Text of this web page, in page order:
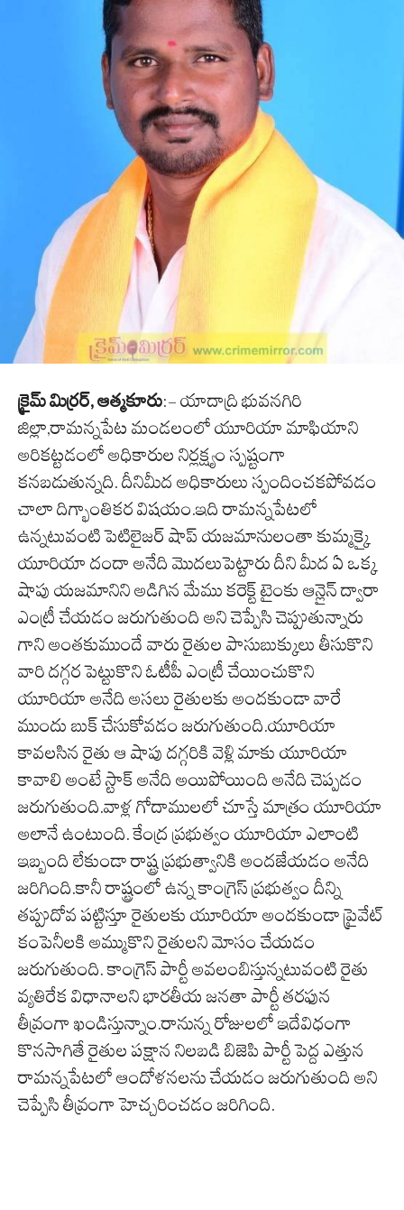
క్రైమ్ మిర్రర్, ఆత్మకూరు:- యాదాద్రి భువనగిరి
జిల్లా,రామన్నపేట మండలంలో యూరియా మాఫియాని
అరికట్టడంలో అధికారుల నిర్లక్ష్యం స్పష్టంగా
కనబడుతున్నది. దీనిమీద అధికారులు స్పందించకపోవడం
చాలా దిగ్భాంతికర విషయం.ఇది రామన్నపేటలో
ఉన్నటువంటి పెటిలైజర్ షాప్ యజమానులంతా కుమ్మక్కై
యూరియా దందా అనేది మొదలుపెట్టారు దీని మీద ఏ ఒక్క
షాపు యజమానిని అడిగిన మేము కరెక్ట్ టైంకు ఆన్లైన్ ద్వారా
ఎంట్రీ చేయడం జరుగుతుంది అని చెప్పేసి చెప్పుతున్నారు
గాని అంతకుముందే వారు రైతుల పాసుబుక్కులు తీసుకొని
వారి దగ్గర పెట్టుకొని ఓటీపీ ఎంట్రీ చేయించుకొని
యూరియా అనేది అసలు రైతులకు అందకుండా వారే
ముందు బుక్ చేసుకోవడం జరుగుతుంది.యూరియా
కావలసిన రైతు ఆ షాపు దగ్గరికి వెళ్లి మాకు యూరియా
కావాలి అంటే స్టాక్ అనేది అయిపోయింది అనేది చెప్పడం
జరుగుతుంది.వాళ్ల గోదాములలో చూస్తే మాత్రం యూరియా
అలానే ఉంటుంది. కేంద్ర ప్రభుత్వం యూరియా ఎలాంటి
ఇబ్బంది లేకుండా రాష్ట్ర ప్రభుత్వానికి అందజేయడం అనేది
జరిగింది.కానీ రాష్ట్రంలో ఉన్న కాంగ్రెస్ ప్రభుత్వం దీన్ని
తప్పుదోవ పట్టిస్తూ రైతులకు యూరియా అందకుండా ప్రైవేట్
కంపెనీలకి అమ్ముకొని రైతులని మోసం చేయడం
జరుగుతుంది. కాంగ్రెస్ పార్టీ అవలంబిస్తున్నటువంటి రైతు
వ్యతిరేక విధానాలని భారతీయ జనతా పార్టీ తరఫున
తీవ్రంగా ఖండిస్తున్నాం.రానున్న రోజులలో ఇదేవిధంగా
కొనసాగితే రైతుల పక్షాన నిలబడి బిజెపి పార్టీ పెద్ద ఎత్తున
రామన్నపేటలో ఆందోళనలను చేయడం జరుగుతుంది అని
చెప్పేసి తీవ్రంగా హెచ్చరించడం జరిగింది.